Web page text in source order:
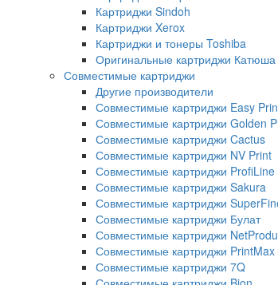
Картриджи Sindoh
Картриджи Xerox
Картриджи и тонеры Toshiba
Оригинальные картриджи Катюша
Совместимые картриджи
Другие производители
Совместимые картриджи Easy
Совместимые картриджи Golden
Совместимые картриджи Cactus
Совместимые картриджи NV Print
Совместимые картриджи ProfiLine
Совместимые картриджи Sakura
Совместимые картриджи
Совместимые картриджи Булат
Совместимые картриджи
Совместимые картриджи PrintMax
Совместимые картриджи 7Q